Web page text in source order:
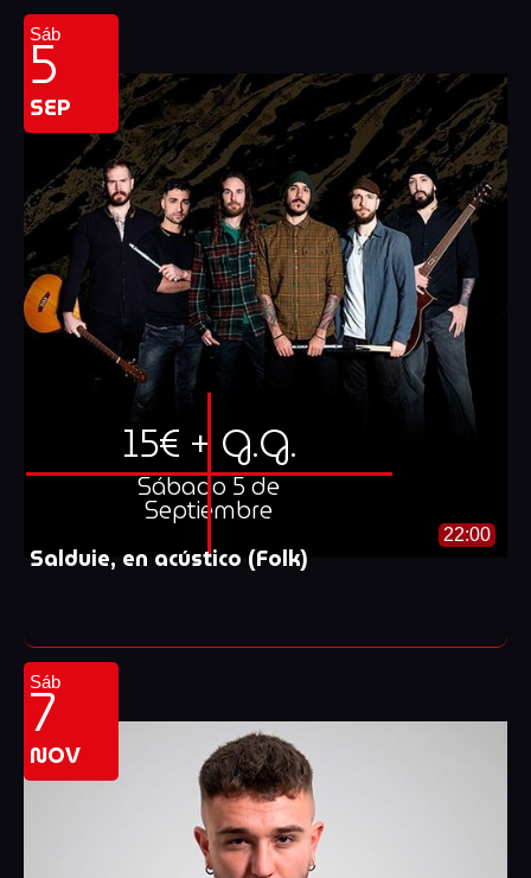
Sáb
5
SEP
15€ + G.G.
Sábado 5 de
Septiembre
22:00
Salduie, en acústico (Folk)
Sáb
7
NOV